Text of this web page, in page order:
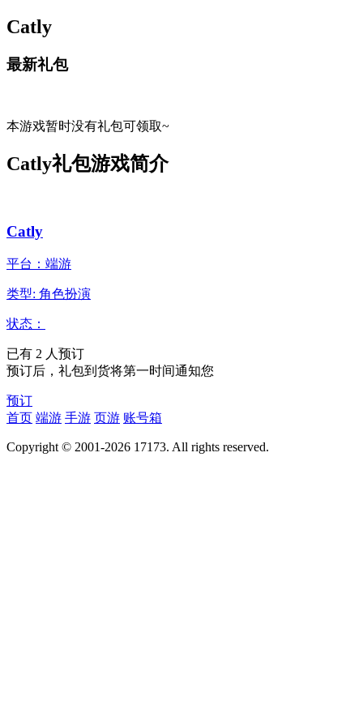
Catly
最新礼包
本游戏暂时没有礼包可领取~
Catly礼包游戏简介
Catly
平台：端游
类型: 角色扮演
状态：
已有 2 人预订
预订后，礼包到货将第一时间通知您
预订
首页 端游 手游 页游 账号箱
Copyright © 2001-2026 17173. All rights reserved.